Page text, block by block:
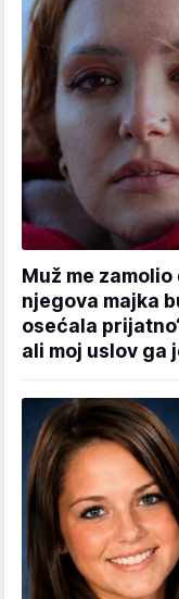
Muž me
njegova majka
osećala
ali moj uslov ga